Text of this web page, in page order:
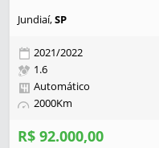
Jundiaí,SP
2021/2022
1.6
Automático
2000Km
R$ 92.000,00